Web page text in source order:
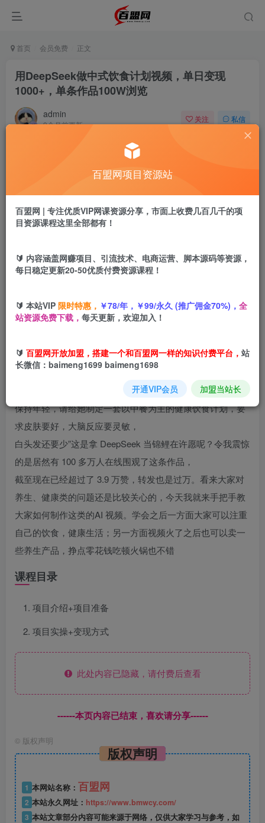
首页 会员免费 正文
用DeepSeek做中式饮食计划视频，单日变现
1000+，单条作品100W浏览
admin
9个月前更新
关注 私信
盟币 9.9
立即购买
我看了有位博主和 DeepSeek 的对话大概是这样的：“我今年
保持年轻，请给她制定一套以中餐为主的健康饮食计划，要
求皮肤要好，大脑反应要灵敏，
白头发还要少”这是拿 DeepSeek 当锦鲤在许愿呢？令我震惊
的是居然有 100 多万人在线围观了这条作品，
截至现在已经超过了 3.9 万赞，转发也是过万。看来大家对
养生、健康类的问题还是比较关心的，今天我就来手把手教
大家如何制作这类的AI 视频。学会之后一方面大家可以注重
自己的饮食，健康生活；另一方面视频火了之后也可以卖一
些养生产品，挣点零花钱吃顿火锅也不错
课程目录
项目介绍+项目准备
项目实操+变现方式
此处内容已隐藏，请付费后查看
------本页内容已结束，喜欢请分享------
© 版权声明
版权声明
1 本网站名称： 百盟网
2 本站永久网址： https://www.bmwcy.com/
3 本站文章部分内容可能来源于网络，仅供大家学习与参考，如
百盟网项目资源站
百盟网 | 专注优质VIP网课资源分享，市面上收费几百几千的项
目资源课程这里全部都有！
🔰 内容涵盖网赚项目、引流技术、电商运营、脚本源码等资源，
每日稳定更新20-50优质付费资源课程！
🔰 本站VIP 限时特惠， ￥78/年，￥99/永久 (推广佣金70%)， 全
站资源免费下载， 每天更新，欢迎加入！
🔰 百盟网开放加盟，搭建一个和百盟网一样的知识付费平台， 站
长微信：baimeng1699 baimeng1698
开通VIP会员 加盟当站长